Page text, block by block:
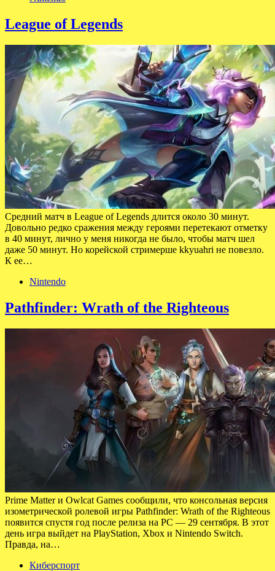
League of Legends
Средний матч в League of Legends длится около 30 минут.
Довольно редко сражения между героями перетекают отметку
в 40 минут, лично у меня никогда не было, чтобы матч шел
даже 50 минут. Но корейской стримерше kkyuahri не повезло.
К ее…
Nintendo
Pathfinder: Wrath of the Righteous
Prime Matter и Owlcat Games сообщили, что консольная версия
изометрической ролевой игры Pathfinder: Wrath of the Righteous
появится спустя год после релиза на PC — 29 сентября. В этот
день игра выйдет на PlayStation, Xbox и Nintendo Switch.
Правда, на…
Киберспорт